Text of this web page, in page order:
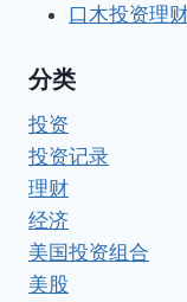
口木投资理
分类
投资
投资记录
理财
经济
美国投资组合
美股